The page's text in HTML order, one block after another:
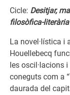
Cicle: Desitjar,
filosòfica-
La novel·lística i
Houellebecq
les oscil·lacions
coneguts com a
daurada del